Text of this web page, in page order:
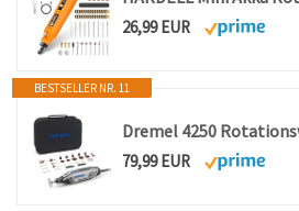
26,99 EUR
BESTSELLER NR. 11
79,99 EUR